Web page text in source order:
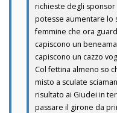
richieste degli
potesse aumentare lo
femmine che ora
capiscono un
capiscono un cazzo
Col fettina almeno so
misto a sculate
risultato ai Giudei in
passare il girone da